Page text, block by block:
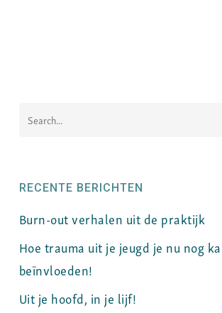
RECENTE BERICHTEN
Burn-out verhalen uit de praktijk
Hoe trauma uit je jeugd je nu nog
beïnvloeden!
Uit je hoofd, in je lijf!